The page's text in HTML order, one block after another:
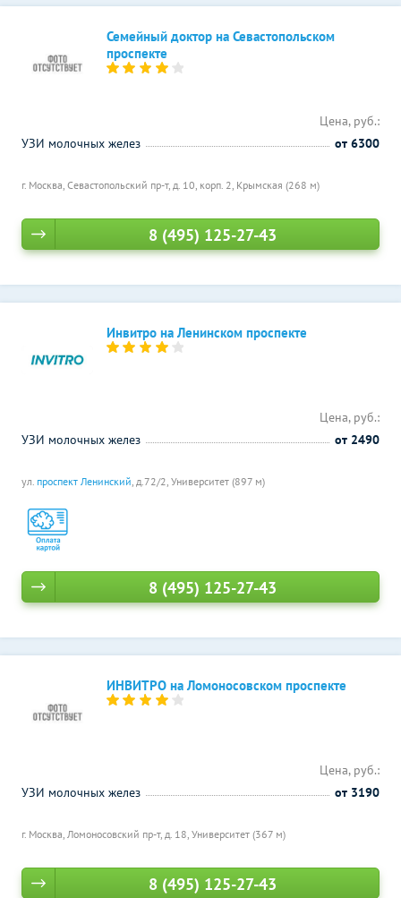
Семейный доктор на Севастопольском
проспекте
г. Москва, Севастопольский пр-т, д. 10, корп. 2, Крымская (268 м)
Цена, руб.:
УЗИ молочных желез
от 6300
8 (495) 125-27-43
Инвитро на Ленинском проспекте
ул. проспект Ленинский, д.72/2, Университет (897 м)
Цена, руб.:
УЗИ молочных желез
от 2490
8 (495) 125-27-43
ИНВИТРО на Ломоносовском проспекте
г. Москва, Ломоносовский пр-т, д. 18, Университет (367 м)
Цена, руб.:
УЗИ молочных желез
от 3190
8 (495) 125-27-43